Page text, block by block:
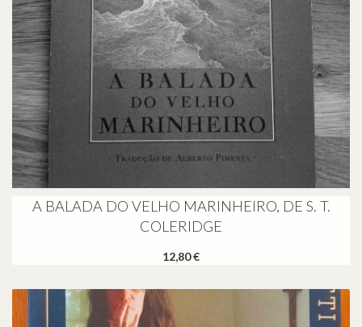
A BALADA DO VELHO MARINHEIRO, DE S. T.
COLERIDGE
12,80 €